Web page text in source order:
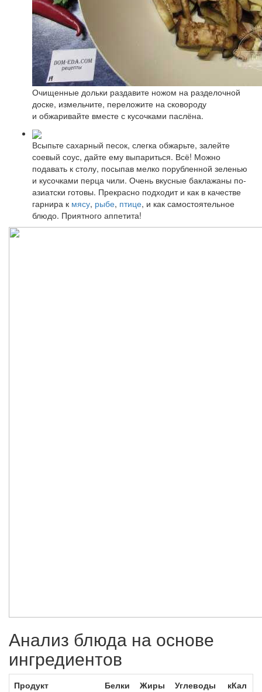
Очищенные дольки раздавите ножом на разделочной
доске, измельчите, переложите на сковороду
и обжаривайте вместе с кусочками паслёна.
Всыпьте сахарный песок, слегка обжарьте, залейте
соевый соус, дайте ему выпариться. Всё! Можно
подавать к столу, посыпав мелко порубленной зеленью
и кусочками перца чили. Очень вкусные баклажаны по-
азиатски готовы. Прекрасно подходит и как в качестве
гарнира к мясу, рыбе, птице, и как самостоятельное
блюдо. Приятного аппетита!
Анализ блюда на основе
ингредиентов
Продукт Белки Жиры Углеводы
кКал